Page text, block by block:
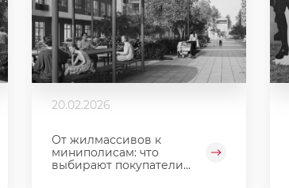
20.02.2026
От жилмассивов к
миниполисам: что
выбирают покупатели...